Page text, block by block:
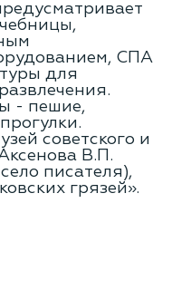
СПА
для
- пешие,
советского и
В.П.
писателя),
грязей».